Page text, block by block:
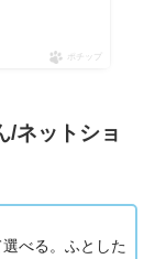
ポチップ
/ネットショ
べる。ふとした